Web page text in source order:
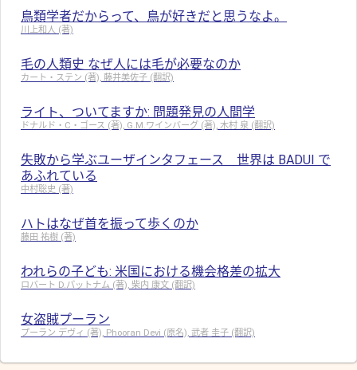
鳥類学者だからって、鳥が好きだと思うなよ。
川上和人 (著)
毛の人類史 なぜ人には毛が必要なのか
カート・ステン (著), 藤井美佐子 (翻訳)
ライト、ついてますか: 問題発見の人間学
ドナルド・C・ゴース (著), G.M.ワインバーグ (著), 木村 泉 (翻訳)
失敗から学ぶユーザインタフェース 世界は BADUI で
あふれている
中村聡史 (著)
ハトはなぜ首を振って歩くのか
藤田 祐樹 (著)
われらの子ども: 米国における機会格差の拡大
ロバート D.パットナム (著), 柴内 康文 (翻訳)
女盗賊プーラン
プーラン デヴィ (著), Phooran Devi (原名), 武者 圭子 (翻訳)